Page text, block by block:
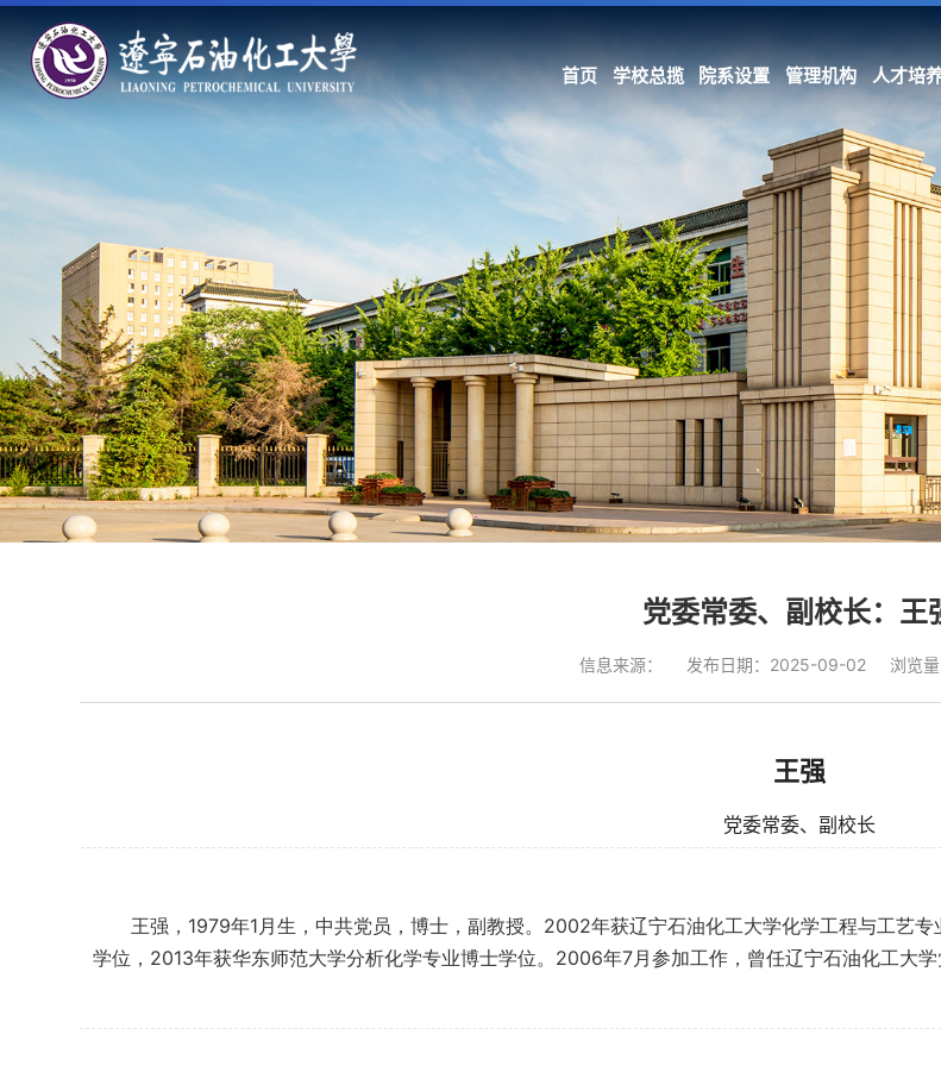
首页 学校总揽 院系设置 管理机构 人才培
党委常委、副校长：王
信息来源： 发布日期：2025-09-02 浏览量
王强
党委常委、副校长
王强，1979年1月生，中共党员，博士，副教授。2002年获辽宁石油化工大学化学工程与工艺
学位，2013年获华东师范大学分析化学专业博士学位。2006年7月参加工作，曾任辽宁石油化工大